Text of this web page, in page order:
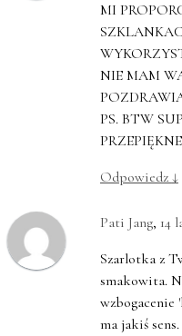
MI
NIE MAM
PS. BTW
Odpowiedz ↓
Pati Jang, 14
Szarlotka z
smakowita.
wzbogacenie
ma jakiś